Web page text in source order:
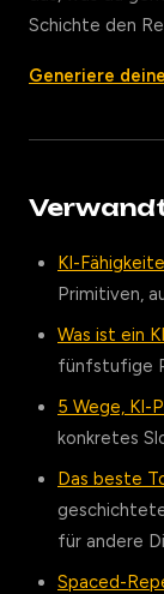
Schichte den
Generiere
KI-
Primitiven,
Was ist ein
fünfstufige
5 Wege, KI-
konkretes
Das beste
für andere
Spaced-